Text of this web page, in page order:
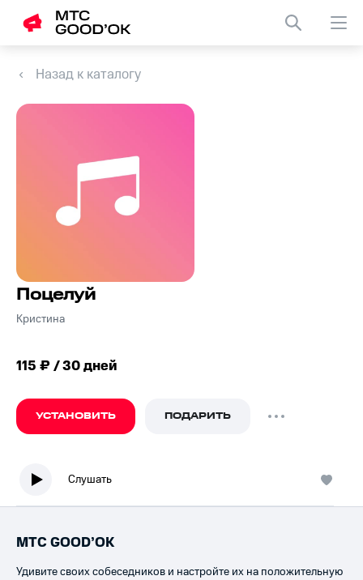
Назад к каталогу
Поцелуй
Кристина
115 ₽ / 30 дней
УСТАНОВИТЬ ПОДАРИТЬ
Слушать
МТС GOOD’OK
Удивите своих собеседников и настройте их на положительную